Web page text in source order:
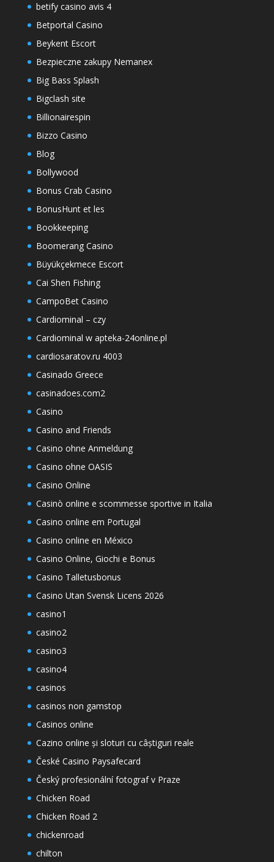
betify casino avis 4
Betportal Casino
Beykent Escort
Bezpieczne zakupy Nemanex
Big Bass Splash
Bigclash site
Billionairespin
Bizzo Casino
Blog
Bollywood
Bonus Crab Casino
BonusHunt et les
Bookkeeping
Boomerang Casino
Büyükçekmece Escort
Cai Shen Fishing
CampoBet Casino
Cardiominal – czy
Cardiominal w apteka-24online.pl
cardiosaratov.ru 4003
Casinado Greece
casinadoes.com2
Casino
Casino and Friends
Casino ohne Anmeldung
Casino ohne OASIS
Casino Online
Casinò online e scommesse sportive in Italia
Casino online em Portugal
Casino online en México
Casino Online, Giochi e Bonus
Casino Talletusbonus
Casino Utan Svensk Licens 2026
casino1
casino2
casino3
casino4
casinos
casinos non gamstop
Casinos online
Cazino online și sloturi cu câștiguri reale
České Casino Paysafecard
Český profesionální fotograf v Praze
Chicken Road
Chicken Road 2
chickenroad
chilton